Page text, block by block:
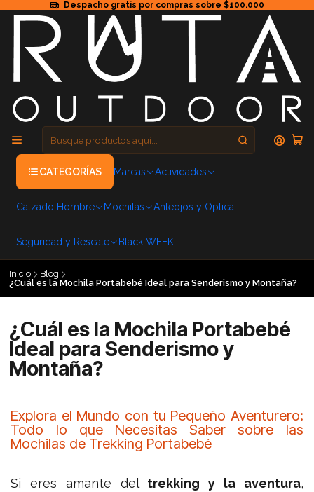
Despacho gratis por compras sobre $100.000
CATEGORÍAS Marcas Actividades
Calzado Hombre Mochilas Anteojos y Optica
Seguridad y Rescate Black WEEK
Inicio
Blog
¿Cuál es la Mochila Portabebé Ideal para Senderismo y Montaña?
¿Cuál es la Mochila Portabebé
Ideal para Senderismo y
Montaña?
Explora el Mundo con tu Pequeño Aventurero:
Todo lo que Necesitas Saber sobre las
Mochilas de Trekking Portabebé
Si eres amante del trekking y la aventura,